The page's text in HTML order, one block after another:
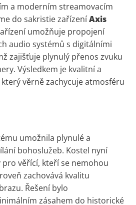
a moderním streamovacím
do sakristie zařízeníAxis
umožňuje propojení
audio systémů s digitálními
zajišťuje plynulý přenos zvuku
Výsledkem je kvalitní a
věrně zachycuje atmosféru
umožnila plynulé a
bohoslužeb. Kostel nyní
věřící, kteří se nemohou
zachovává kvalitu
Řešení bylo
zásahem do historické